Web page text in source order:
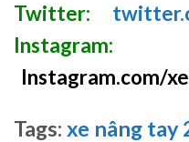
Twitter:
Instagram:
Instagram.com/
Tags: xe nâng tay